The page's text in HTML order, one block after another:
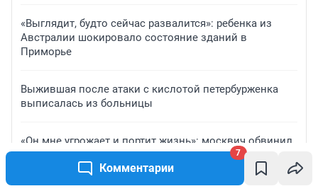
Комментарии
7
«Выглядит, будто сейчас развалится»: ребенка из
Австралии шокировало состояние зданий в
Приморье
Выжившая после атаки с кислотой петербурженка
выписалась из больницы
«Он мне угрожает и портит жизнь»: москвич обвинил
турагента из Волгограда в мошенничестве и пропаже
почти миллиона рублей